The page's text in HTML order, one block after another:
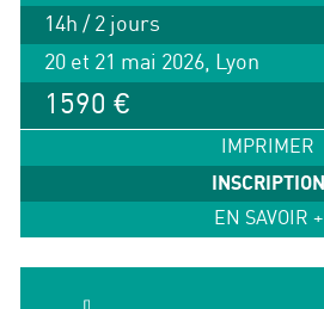
14h / 2 jours
20 et 21 mai 2026, Lyon
1590 €
IMPRIMER
INSCRIPTION
EN SAVOIR +